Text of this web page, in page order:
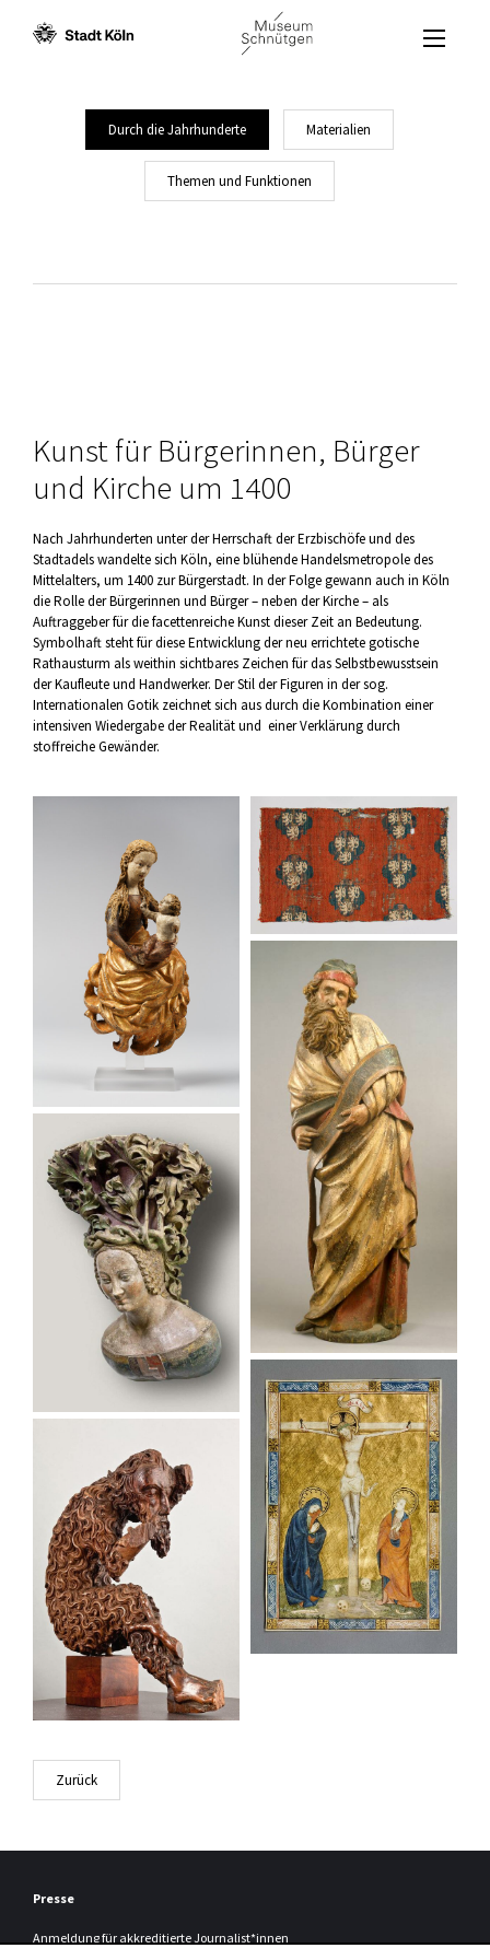
Menü
Durch die Jahrhunderte Materialien
Themen und Funktionen
Kunst für Bürgerinnen, Bürger
und Kirche um 1400
Nach Jahrhunderten unter der Herrschaft der Erzbischöfe und des
Stadtadels wandelte sich Köln, eine blühende Handelsmetropole des
Mittelalters, um 1400 zur Bürgerstadt. In der Folge gewann auch in Köln
die Rolle der Bürgerinnen und Bürger – neben der Kirche – als
Auftraggeber für die facettenreiche Kunst dieser Zeit an Bedeutung.
Symbolhaft steht für diese Entwicklung der neu errichtete gotische
Rathausturm als weithin sichtbares Zeichen für das Selbstbewusstsein
der Kaufleute und Handwerker. Der Stil der Figuren in der sog.
Internationalen Gotik zeichnet sich aus durch die Kombination einer
intensiven Wiedergabe der Realität und einer Verklärung durch
stoffreiche Gewänder.
Zurück
Presse
Anmeldungfür akkreditierte Journalist*innen